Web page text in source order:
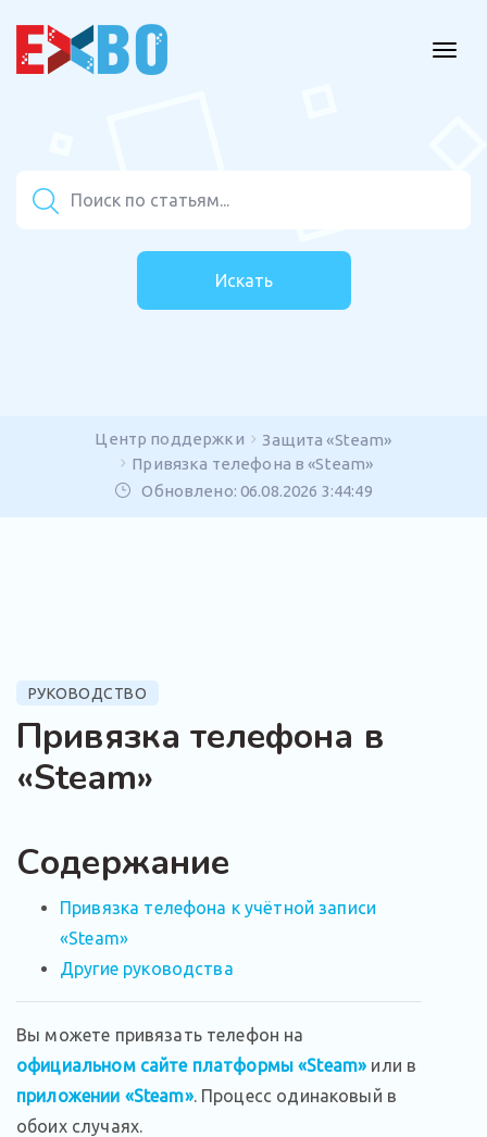
Искать
Центр поддержки
Защита «Steam»
Привязка телефона в «Steam»
Обновлено: 06.08.2026 3:44:49
РУКОВОДСТВО
Привязка телефона в
«Steam»
Содержание
Привязка телефона к учётной записи
«Steam»
Другие руководства
Вы можете привязать телефон на
официальном сайте платформы «Steam» или в
приложении «Steam». Процесс одинаковый в
обоих случаях.